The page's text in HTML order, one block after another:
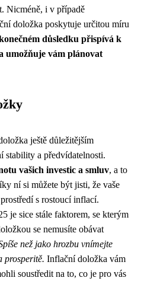
Nicméně, i v případě
doložka poskytuje určitou míru
důsledku přispívá k
umožňuje vám plánovat
ještě důležitějším
stability a předvídatelnosti.
vašich investic a smluv, a to
ní si můžete být jisti, že vaše
s rostoucí inflací.
je sice stále faktorem, se kterým
se nemusíte obávat
než jako hrozbu vnímejte
prosperitě. Inflační doložka vám
soustředit na to, co je pro vás